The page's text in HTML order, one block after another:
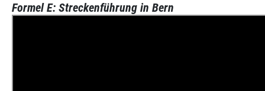
Formel E: Streckenführung in Bern